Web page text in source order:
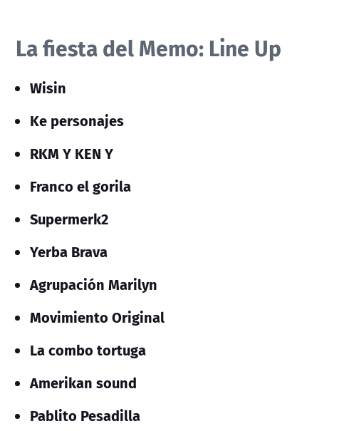
La fiesta del Memo: Line Up
Wisin
Ke personajes
RKM Y KEN Y
Franco el gorila
Supermerk2
Yerba Brava
Agrupación Marilyn
Movimiento Original
La combo tortuga
Amerikan sound
Pablito Pesadilla